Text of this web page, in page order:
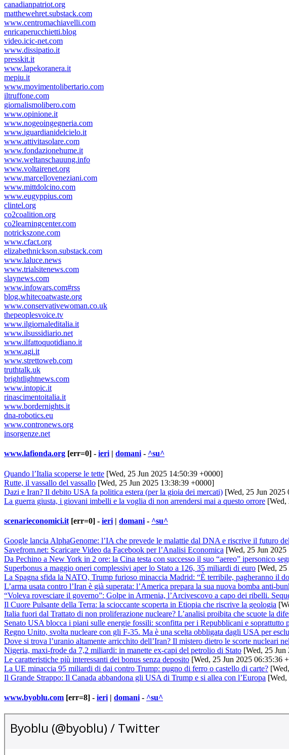
canadianpatriot.org
matthewehret.substack.com
www.centromachiavelli.com
enricaperucchietti.blog
video.icic-net.com
www.dissipatio.it
presskit.it
www.lapekoranera.it
mepiu.it
www.movimentolibertario.com
iltruffone.com
giornalismolibero.com
www.opinione.it
www.nogeoingegneria.com
www.iguardianidelcielo.it
www.attivitasolare.com
www.fondazionehume.it
www.weltanschauung.info
www.voltairenet.org
www.marcelloveneziani.com
www.mittdolcino.com
www.eugyppius.com
clintel.org
co2coalition.org
co2learningcenter.com
notrickszone.com
www.cfact.org
elizabethnickson.substack.com
www.laluce.news
www.trialsitenews.com
slaynews.com
www.infowars.com#rss
blog.whitecoatwaste.org
www.conservativewoman.co.uk
thepeoplesvoice.tv
www.ilgiornaleditalia.it
www.ilsussidiario.net
www.ilfattoquotidiano.it
www.agi.it
www.strettoweb.com
truthtalk.uk
brightlightnews.com
www.intopic.it
rinascimentoitalia.it
www.bordernights.it
dna-robotics.eu
www.contronews.org
insorgenze.net
www.lafionda.org [err=0] - ieri | domani - ^su^
Quando l’Italia scoperse le tette [Wed, 25 Jun 2025 14:50:39 +0000]
Rutte, il vassallo del vassallo [Wed, 25 Jun 2025 13:38:39 +0000]
Dazi e Iran? Il debito USA fa politica estera (per la gioia dei mercati) [Wed, 25 Jun 2025
La guerra giusta, i giovani imbelli e la voglia di non arrendersi mai a questo orrore [Wed,
scenarieconomici.it [err=0] - ieri | domani - ^su^
Google lancia AlphaGenome: l’IA che prevede le malattie dal DNA e riscrive il futuro
Savefrom.net: Scaricare Video da Facebook per l’Analisi Economica [Wed, 25 Jun
Da Pechino a New York in 2 ore: la Cina testa con successo il suo “aereo” ipersonico
Superbonus a maggio oneri complessivi aper lo Stato a 126, 35 miliardi di euro [Wed,
La Spagna sfida la NATO, Trump furioso minaccia Madrid: “È terribile, pagheranno il
L’arma usata contro l’Iran è già superata: l’America prepara la sua nuova bomba anti-
“Voleva rovesciare il governo”: Golpe in Armenia, l’Arcivescovo a capo dei ribelli.
Il Cuore Pulsante della Terra: la scioccante scoperta in Etiopia che riscrive la geologia
Italia fuori dal Trattato di non proliferazione nucleare? L’analisi proibita che scuote la
Senato USA blocca i piani sulle energie fossili: sconfitta per i Repubblicani e soprattutto
Regno Unito, svolta nucleare con gli F-35. Ma è una scelta obbligata dagli USA per
Dove si trova l’uranio altamente arricchito dell’Iran? Il mistero dietro le scorte nucleari
Nigeria, maxi-frode da 7,2 miliardi: in manette ex-capi del petrolio di Stato [Wed, 25
Le caratteristiche più interessanti dei bonus senza deposito [Wed, 25 Jun 2025 06:35:36
La UE minaccia 95 miliardi di dai contro Trump: pugno di ferro o castello di carte?
Il Grande Strappo: Il Canada abbandona gli USA di Trump e si allea con l’Europa [Wed,
www.byoblu.com [err=8] - ieri | domani - ^su^